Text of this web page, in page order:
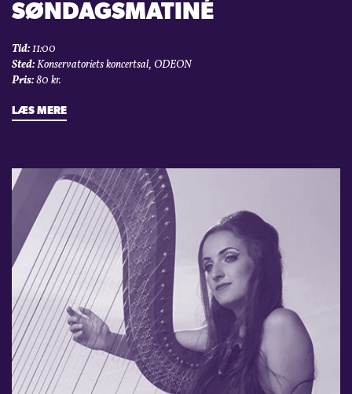
SØNDAGSMATINÉ
Tid:11:00
Sted:Konservatoriets koncertsal, ODEON
Pris:80 kr.
LÆS MERE